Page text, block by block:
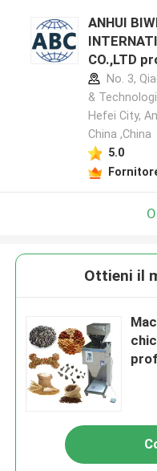
ANHUI
CO.,LTD
produttore
No. 3,
&
Hefei City,
China ,China
5.0
Ottieni il